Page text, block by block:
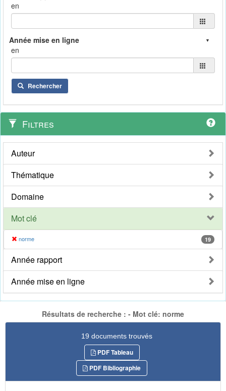
en
en
Rechercher
Filtres
Auteur
Thématique
Domaine
Mot clé
norme 19
Année rapport
Année mise en ligne
Résultats de recherche : - Mot clé: norme
19 documents trouvés
PDF Tableau
PDF Bibliographie